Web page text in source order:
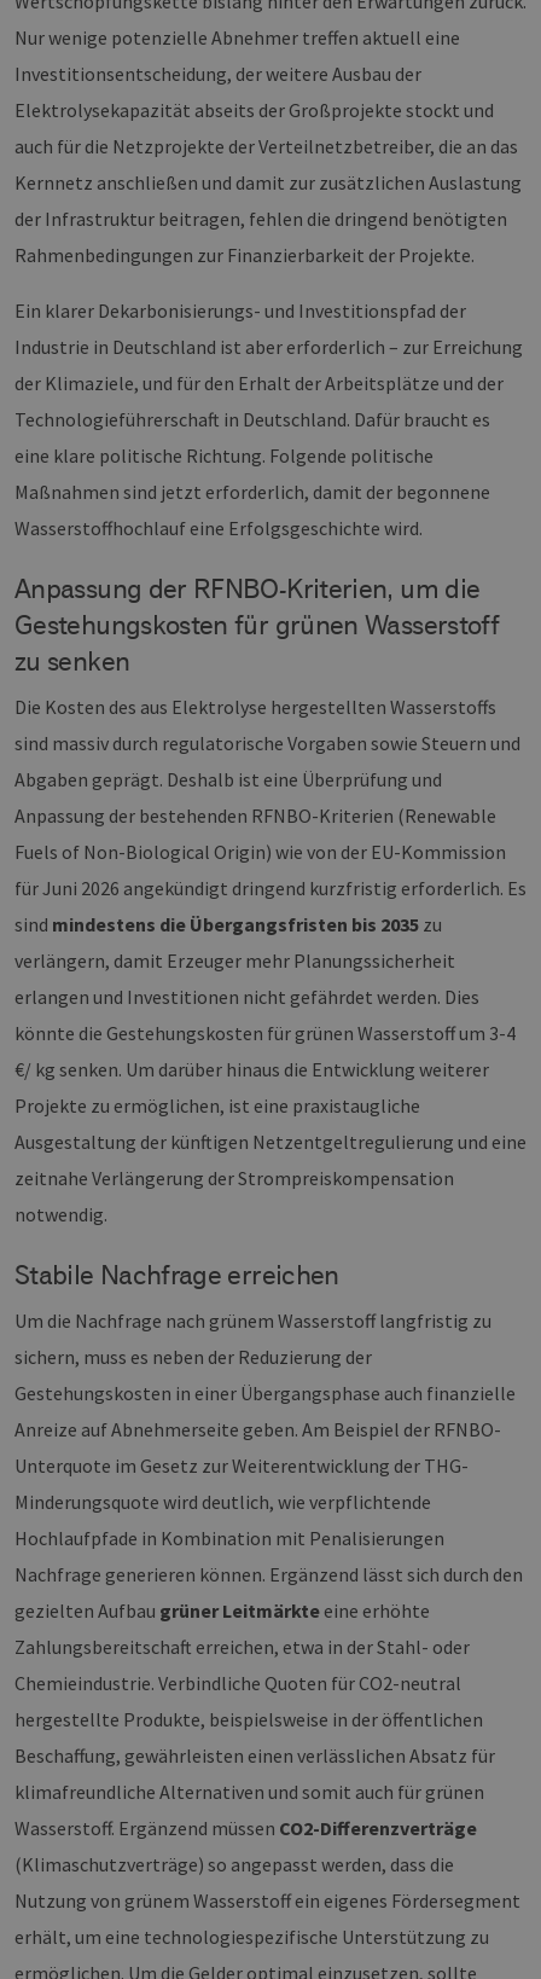
Nur wenige potenzielle Abnehmer treffen aktuell eine
Investitionsentscheidung, der weitere Ausbau der
Elektrolysekapazität abseits der Großprojekte stockt und
auch für die Netzprojekte der Verteilnetzbetreiber, die an das
Kernnetz anschließen und damit zur zusätzlichen Auslastung
der Infrastruktur beitragen, fehlen die dringend benötigten
Rahmenbedingungen zur Finanzierbarkeit der Projekte.
Ein klarer Dekarbonisierungs- und Investitionspfad der
Industrie in Deutschland ist aber erforderlich – zur Erreichung
der Klimaziele, und für den Erhalt der Arbeitsplätze und der
Technologieführerschaft in Deutschland. Dafür braucht es
eine klare politische Richtung. Folgende politische
Maßnahmen sind jetzt erforderlich, damit der begonnene
Wasserstoffhochlauf eine Erfolgsgeschichte wird.
Anpassung der RFNBO-Kriterien, um die
Gestehungskosten für grünen Wasserstoff
zu senken
Die Kosten des aus Elektrolyse hergestellten Wasserstoffs
sind massiv durch regulatorische Vorgaben sowie Steuern und
Abgaben geprägt. Deshalb ist eine Überprüfung und
Anpassung der bestehenden RFNBO-Kriterien (Renewable
Fuels of Non-Biological Origin) wie von der EU-Kommission
für Juni 2026 angekündigt dringend kurzfristig erforderlich. Es
sind mindestens die Übergangsfristen bis 2035 zu
verlängern, damit Erzeuger mehr Planungssicherheit
erlangen und Investitionen nicht gefährdet werden. Dies
könnte die Gestehungskosten für grünen Wasserstoff um 3-4
€/ kg senken. Um darüber hinaus die Entwicklung weiterer
Projekte zu ermöglichen, ist eine praxistaugliche
Ausgestaltung der künftigen Netzentgeltregulierung und eine
zeitnahe Verlängerung der Strompreiskompensation
notwendig.
Stabile Nachfrage erreichen
Um die Nachfrage nach grünem Wasserstoff langfristig zu
sichern, muss es neben der Reduzierung der
Gestehungskosten in einer Übergangsphase auch finanzielle
Anreize auf Abnehmerseite geben. Am Beispiel der RFNBO-
Unterquote im Gesetz zur Weiterentwicklung der THG-
Minderungsquote wird deutlich, wie verpflichtende
Hochlaufpfade in Kombination mit Penalisierungen
Nachfrage generieren können. Ergänzend lässt sich durch den
gezielten Aufbau grüner Leitmärkte eine erhöhte
Zahlungsbereitschaft erreichen, etwa in der Stahl- oder
Chemieindustrie. Verbindliche Quoten für CO2-neutral
hergestellte Produkte, beispielsweise in der öffentlichen
Beschaffung, gewährleisten einen verlässlichen Absatz für
klimafreundliche Alternativen und somit auch für grünen
Wasserstoff. Ergänzend müssen CO2-Differenzverträge
(Klimaschutzverträge) so angepasst werden, dass die
Nutzung von grünem Wasserstoff ein eigenes Fördersegment
erhält, um eine technologiespezifische Unterstützung zu
ermöglichen. Um die Gelder optimal einzusetzen, sollte